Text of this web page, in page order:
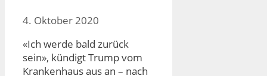
4. Oktober 2020
«Ich werde bald zurück
sein», kündigt Trump vom
Krankenhaus aus an – nach